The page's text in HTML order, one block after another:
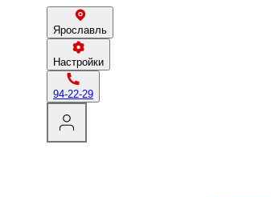
Ярославль
Настройки
94-22-29